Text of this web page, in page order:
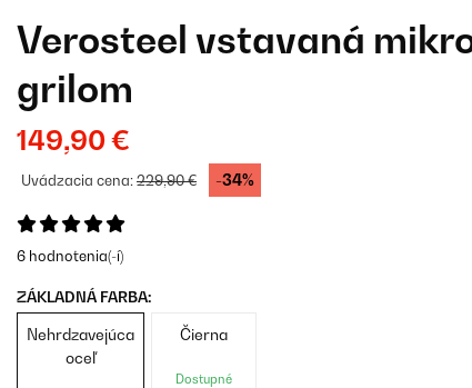
Verosteel vstavaná
grilom
149,90 €
Uvádzacia cena:229,90 € -34%
6 hodnotenia(-í)
ZÁKLADNÁ FARBA:
Nehrdzavejúca
oceľ
Čierna
Dostupné